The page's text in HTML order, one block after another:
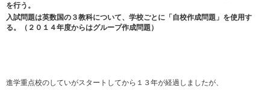
を行う。
入試問題は英数国の３教科について、学校ごとに「自校作成問題」を使用す
る。（２０１４年度からはグループ作成問題）
進学重点校のしていがスタートしてから１３年が経過しましたが、